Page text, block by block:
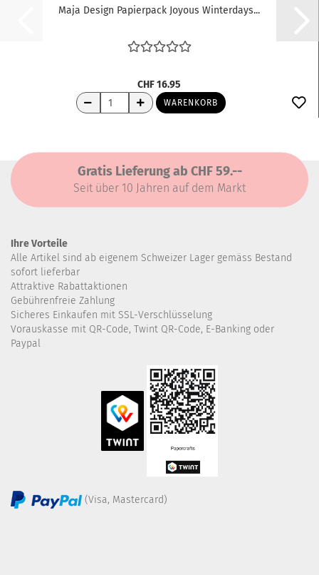
Maja Design Papierpack Joyous Winterdays...
CHF 16.95
WARENKORB
Gratis Lieferung ab CHF 59.--
Seit über 10 Jahren auf dem Markt
Ihre Vorteile
Alle Artikel sind ab eigenem Schweizer Lager gemäss Bestand
sofort lieferbar
Attraktive Rabattaktionen
Gebührenfreie Zahlung
Sicheres Einkaufen mit SSL-Verschlüsselung
Vorauskasse mit QR-Code, Twint QR-Code, E-Banking oder
Paypal
(Visa, Mastercard)